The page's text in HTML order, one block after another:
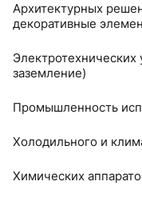
Архитектурных
декоративные
Электротехнических
заземление)
Промышленность
Холодильного и
Химических